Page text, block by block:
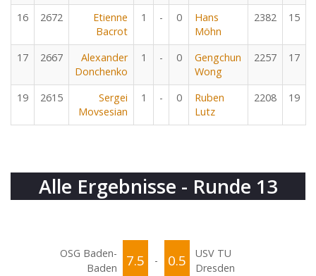
16 2672
Etienne
Bacrot
1 - 0
Hans
Möhn
2382 15
17 2667
Alexander
Donchenko
1 - 0
Gengchun
Wong
2257 17
19 2615
Sergei
Movsesian
1 - 0
Ruben
Lutz
2208 19
Alle Ergebnisse - Runde 13
OSG Baden-
Baden
7.5 - 0.5
USV TU
Dresden